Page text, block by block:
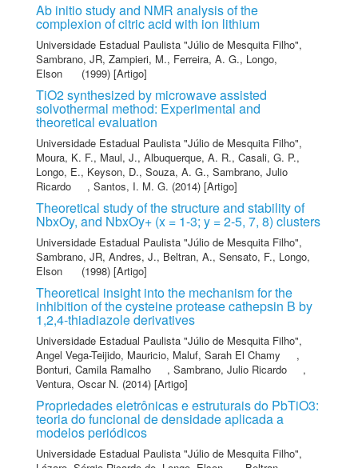
Ab initio study and NMR analysis of the
complexion of citric acid with ion lithium
Universidade Estadual Paulista "Júlio de Mesquita Filho",
Sambrano, JR, Zampieri, M., Ferreira, A. G., Longo,
Elson
(1999) [Artigo]
TiO2 synthesized by microwave assisted
solvothermal method: Experimental and
theoretical evaluation
Universidade Estadual Paulista "Júlio de Mesquita Filho",
Moura, K. F., Maul, J., Albuquerque, A. R., Casali, G. P.,
Longo, E., Keyson, D., Souza, A. G., Sambrano, Julio
Ricardo
, Santos, I. M. G. (2014) [Artigo]
Theoretical study of the structure and stability of
NbxOy, and NbxOy+ (x = 1-3; y = 2-5, 7, 8) clusters
Universidade Estadual Paulista "Júlio de Mesquita Filho",
Sambrano, JR, Andres, J., Beltran, A., Sensato, F., Longo,
Elson
(1998) [Artigo]
Theoretical insight into the mechanism for the
inhibition of the cysteine protease cathepsin B by
1,2,4-thiadiazole derivatives
Universidade Estadual Paulista "Júlio de Mesquita Filho",
Angel Vega-Teijido, Mauricio, Maluf, Sarah El Chamy
,
Bonturi, Camila Ramalho
, Sambrano, Julio Ricardo
,
Ventura, Oscar N. (2014) [Artigo]
Propriedades eletrônicas e estruturais do PbTiO3:
teoria do funcional de densidade aplicada a
modelos periódicos
Universidade Estadual Paulista "Júlio de Mesquita Filho",